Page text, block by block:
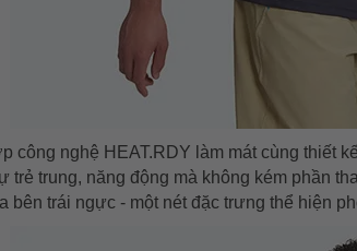
công nghệ HEAT.RDY làm mát cùng thiết
trẻ trung, năng động mà không kém phần
bên trái ngực - một nét đặc trưng thể hiện